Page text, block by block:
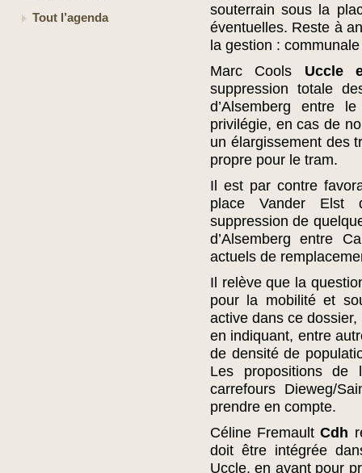
Tout l’agenda
souterrain sous la
éventuelles. Reste à
la gestion :
Marc Cools Uccle
suppression totale
d’Alsemberg entre
privilégie, en cas de
un élargissement des
propre pour le tram.
Il est par contre
place Vander Elst
suppression de
d’Alsemberg entre
actuels de
Il relève que la
pour la mobilité et
active dans ce dossier,
en indiquant, entre
de densité de
Les propositions de
carrefours Dieweg/
prendre en compte.
Céline FremaultCdh
doit être intégrée
Uccle, en ayant pour